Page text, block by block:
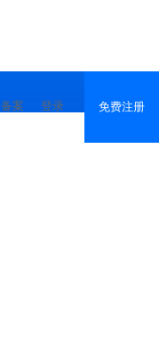
备案 免费注册
登录